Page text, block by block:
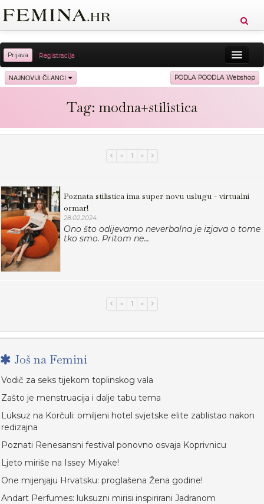
Prijava Registracija
Sreća Zdravlje Vitkost
Ljubav Relax Putovanja
NAJNOVIJI ČLANCI PODLA POODLA Webshop
Tag: modna+stilistica
« 1 »
Poznata stilistica ima super novu uslugu - virtualni
ormar!
28.02.2024.
Ono što odijevamo neverbalna je izjava o tome
tko smo. Pritom ne...
« 1 »
Još na Femini
Vodič za seks tijekom toplinskog vala
Zašto je menstruacija i dalje tabu tema
Luksuz na Korčuli: omiljeni hotel svjetske elite zablistao nakon
redizajna
Poznati Renesansni festival ponovno osvaja Koprivnicu
Ljeto miriše na Issey Miyake!
One mijenjaju Hrvatsku: proglašena Žena godine!
Andart Perfumes: luksuzni mirisi inspirirani Jadranom